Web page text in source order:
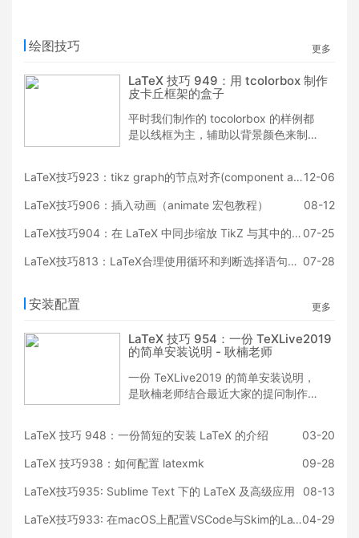
绘图技巧 更多
LaTeX 技巧 949：用 tcolorbox 制作
皮卡丘框架的盒子
平时我们制作的 tocolorbox 的样例都
是以线框为主，辅助以背景颜色来制
动形象，放在正文中非常强烈的点缀装
饰性。有兴趣的你可以试用下，放在自
己的文章里。
LaTeX技巧923：tikz graph的节点对齐(component align) 12-06
LaTeX技巧906：插入动画（animate 宏包教程） 08-12
LaTeX技巧904：在 LaTeX 中同步缩放 TikZ 与其中的 node 07-25
LaTeX技巧813：LaTeX合理使用循环和判断选择语句进行绘图的例子 07-28
安装配置 更多
LaTeX 技巧 954：一份 TeXLive2019
的简单安装说明 - 耿楠老师
一份 TeXLive2019 的简单安装说明，
是耿楠老师结合最近大家的提问制作而
这方面有疑问的用户可以好好阅读，大
有裨益！
LaTeX 技巧 948：一份简短的安装 LaTeX 的介绍 03-20
LaTeX 技巧938：如何配置 latexmk 09-28
LaTeX技巧935: Sublime Text 下的 LaTeX 及高级应用 08-13
LaTeX技巧933: 在macOS上配置VSCode与Skim的LaTeX正反跳转04-29